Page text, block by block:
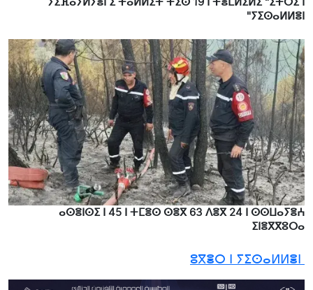
ⵢⵉⵙⴰⵍⵍⴻⵏ"
ⴰⵙⴻⵏⵙⵉ ⵏ 45 ⵏ ⵜⵎⴻⵙ ⵙⴻⴳ 63 ⴷⴻⴳ 24 ⵏ ⵙⵙⵡⴰⵢⴻⵄ
ⵉⵏⴻⴳⴳⵓⵔⴰ